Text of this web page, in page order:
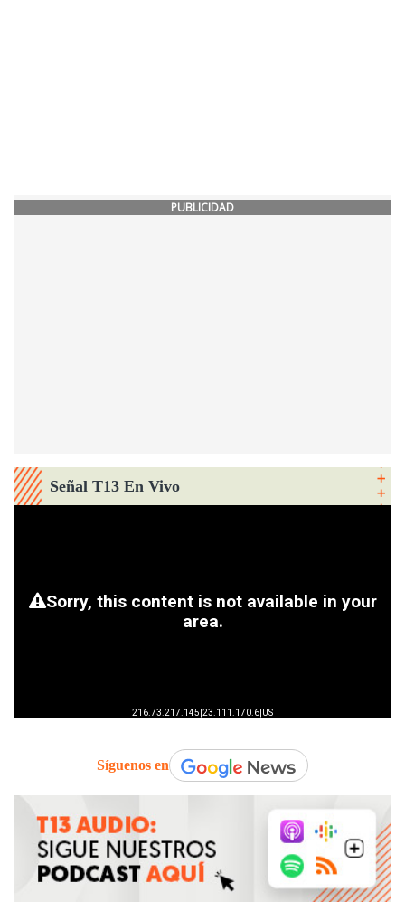
PUBLICIDAD
Señal T13 En Vivo
Síguenos en